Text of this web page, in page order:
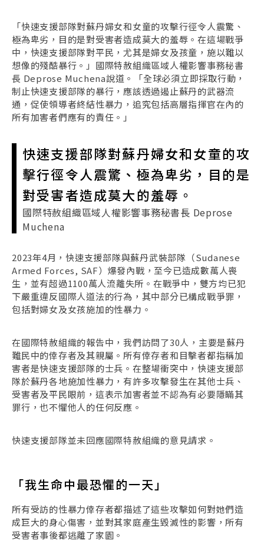
「快速支援部隊對蘇丹婦女和女童的攻擊行徑令人震驚、
極為卑劣，目的是對受害者造成莫大的羞辱。在這場戰爭
中，快速支援部隊對平民，尤其是婦女及孩童，施以難以
想像的殘酷暴行。」國際特赦組織區域人權影響事務秘書
長 Deprose Muchena說道。「全球必須立即採取行動，
制止快速支援部隊的暴行，應該透過遏止蘇丹的武器流
通，促使領導者終結性暴力，追究包括高層指揮官在內的
所有加害者們應有的責任。」
快速支援部隊對蘇丹婦女和女童的攻
擊行徑令人震驚、極為卑劣，目的是
對受害者造成莫大的羞辱。
國際特赦組織區域人權影響事務秘書長 Deprose
Muchena
2023年4月，快速支援部隊與蘇丹武裝部隊（Sudanese
Armed Forces, SAF）爆發內戰，至今已造成數萬人喪
生，並有超過1100萬人流離失所。在戰爭中，雙方均已犯
下嚴重違反國際人道法的行為，其中部分已構成戰爭罪，
包括對婦女及女孩施加的性暴力。
在國際特赦組織的報告中，我們訪問了30人，主要是蘇丹
難民中的倖存者及其親屬。所有倖存者和目擊者都指稱加
害者是快速支援部隊的士兵。在整場衝突中，快速支援部
隊於蘇丹各地施加性暴力，有許多攻擊發生在其他士兵、
受害者及平民眼前，這表示加害者並不認為有必要隱瞞其
罪行，也不懼他人的任何反應。
快速支援部隊並未回應國際特赦組織的意見請求。
「我生命中最恐懼的一天」
所有受訪的性暴力倖存者都描述了這些攻擊如何對她們造
成巨大的身心傷害，並對其家庭產生毀滅性的影響，所有
受害者事後都逃離了家園。